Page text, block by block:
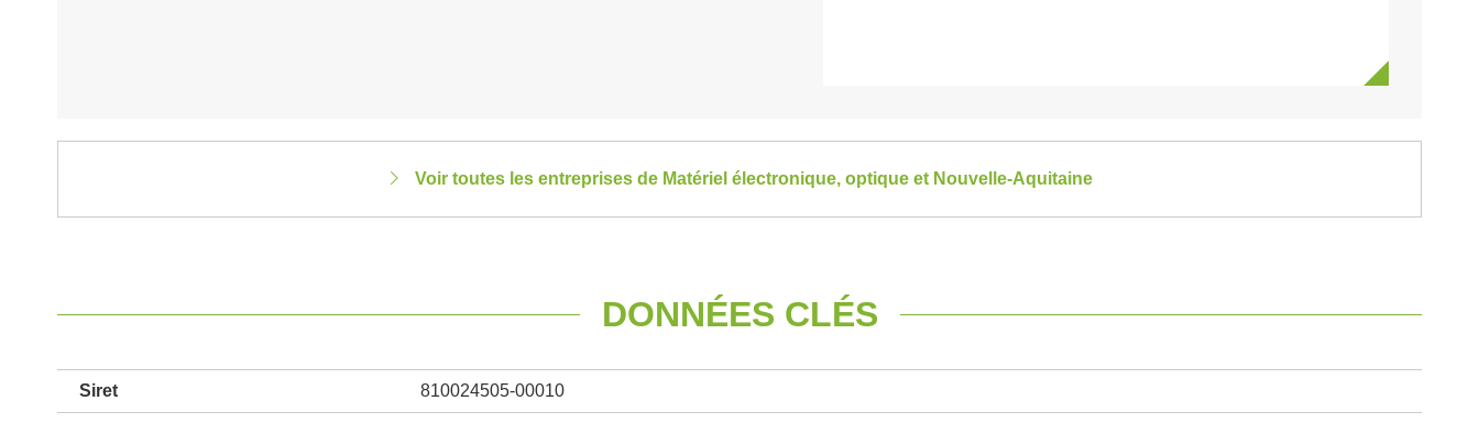
Voir toutes les entreprises de Matériel électronique, optique et Nouvelle-Aquitaine
DONNÉES CLÉS
Siret 810024505-00010